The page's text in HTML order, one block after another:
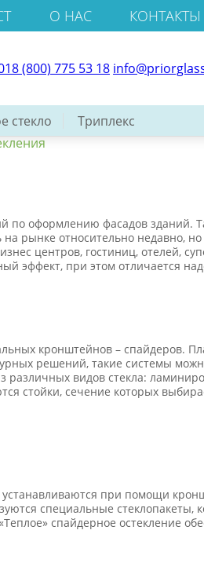
О НАС КОНТАКТЫ
8 (800) 775 53 18
стекло Триплекс
по оформлению фасадов зданий.
рынке относительно недавно,
центров, гостиниц, отелей,
эффект, при этом отличается
кронштейнов – спайдеров.
решений, такие системы
различных видов стекла:
стойки, сечение которых
устанавливаются при помощи
специальные стеклопакеты,
спайдерное остекление